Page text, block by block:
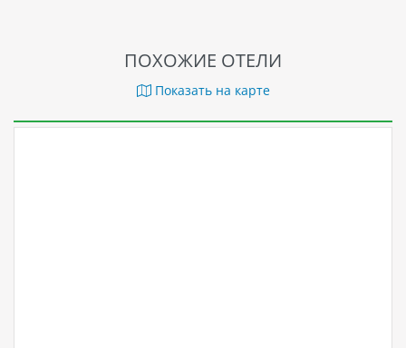
ПОХОЖИЕ ОТЕЛИ
Показать на карте